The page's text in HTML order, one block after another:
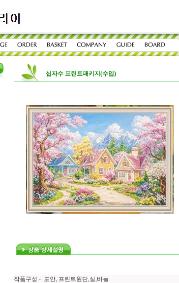
십자수 프린트패키지(수입)
작품구성 - 도안, 프린트원단,실,바늘